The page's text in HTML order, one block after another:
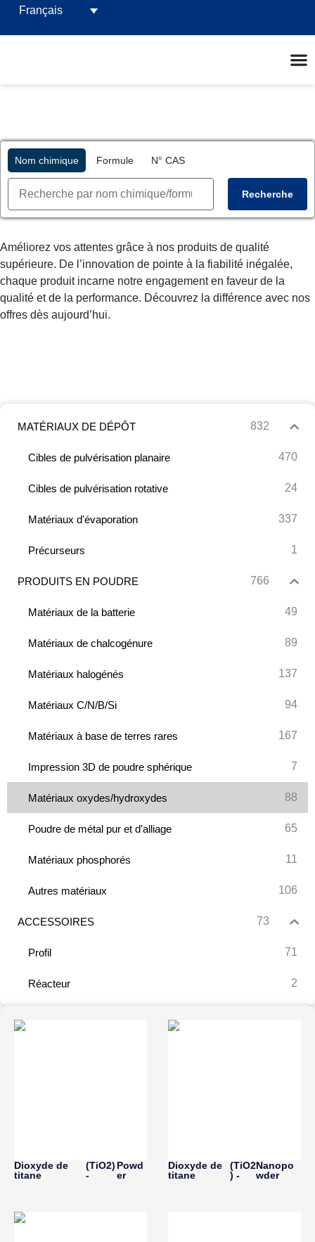
Français
Nom chimique Formule N° CAS
Recherche
Améliorez vos attentes grâce à nos produits de qualité
supérieure. De l’innovation de pointe à la fiabilité inégalée,
chaque produit incarne notre engagement en faveur de la
qualité et de la performance. Découvrez la différence avec nos
offres dès aujourd’hui.
MATÉRIAUX DE DÉPÔT 832
Cibles de pulvérisation planaire 470
Cibles de pulvérisation rotative 24
Matériaux d'évaporation 337
Précurseurs 1
PRODUITS EN POUDRE 766
Matériaux de la batterie 49
Matériaux de chalcogénure 89
Matériaux halogénés 137
Matériaux C/N/B/Si 94
Matériaux à base de terres rares 167
Impression 3D de poudre sphérique 7
Matériaux oxydes/hydroxydes 88
Poudre de métal pur et d'alliage 65
Matériaux phosphorés 11
Autres matériaux 106
ACCESSOIRES 73
Profil 71
Réacteur 2
Dioxyde de
titane
(TiO2)
-
Powd
er
Dioxyde de
titane
(TiO2
) -
Nanopo
wder